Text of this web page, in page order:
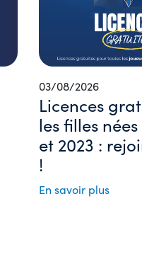
03/08/2026
Licences
les filles
et 2023 :
!
En savoir plus